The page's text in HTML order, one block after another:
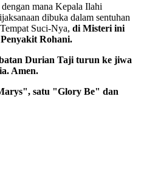
mana Kepala Ilahi
dibuka dalam sentuhan
Suci-Nya, di Misteri ini
Rohani.
Durian Taji turun ke jiwa
Amen.
satu "Glory Be" dan